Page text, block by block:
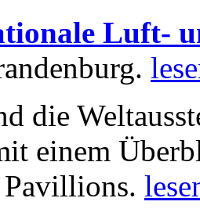
Luft-
die
einem